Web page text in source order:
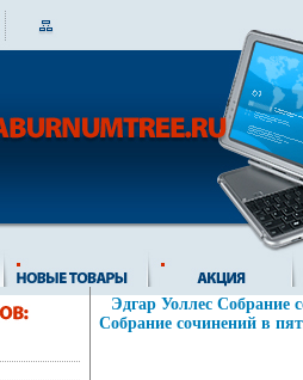
Эдгар Уоллес Собрание
Собрание сочинений в